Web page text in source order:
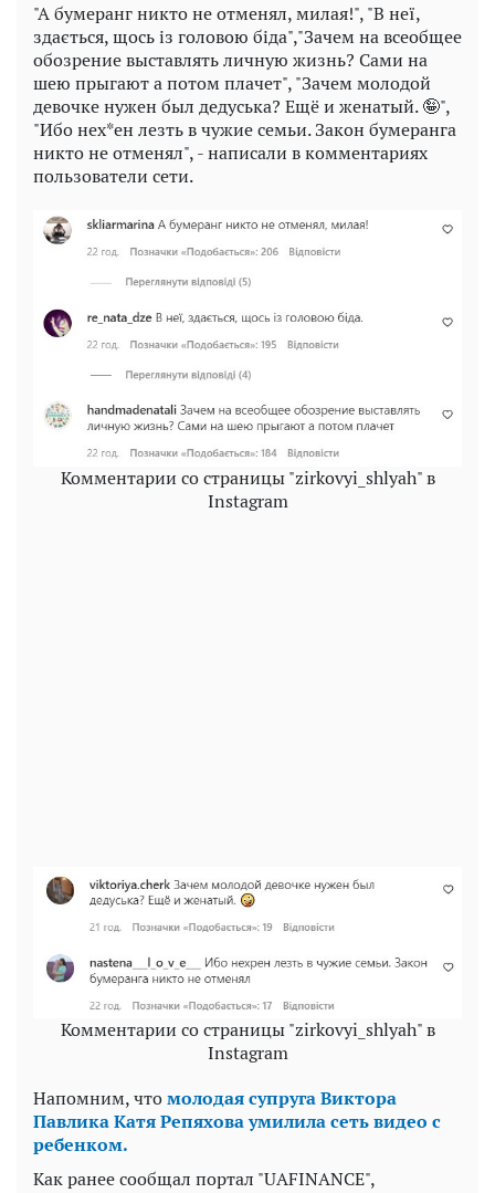
"А бумеранг никто не отменял, милая!", "В неї,
здається, щось із головою біда","Зачем на всеобщее
обозрение выставлять личную жизнь? Сами на
шею прыгают а потом плачет", "Зачем молодой
девочке нужен был дедуська? Ещё и женатый. 🤪",
"Ибо нех*ен лезть в чужие семьи. Закон бумеранга
никто не отменял", - написали в комментариях
пользователи сети.
Комментарии со страницы "zirkovyi_shlyah" в
Instagram
Комментарии со страницы "zirkovyi_shlyah" в
Instagram
Напомним, чтомолодая супруга Виктора
Павлика Катя Репяхова умилила сеть видео с
ребенком.
Как ранее сообщал портал "UAFINANCE",